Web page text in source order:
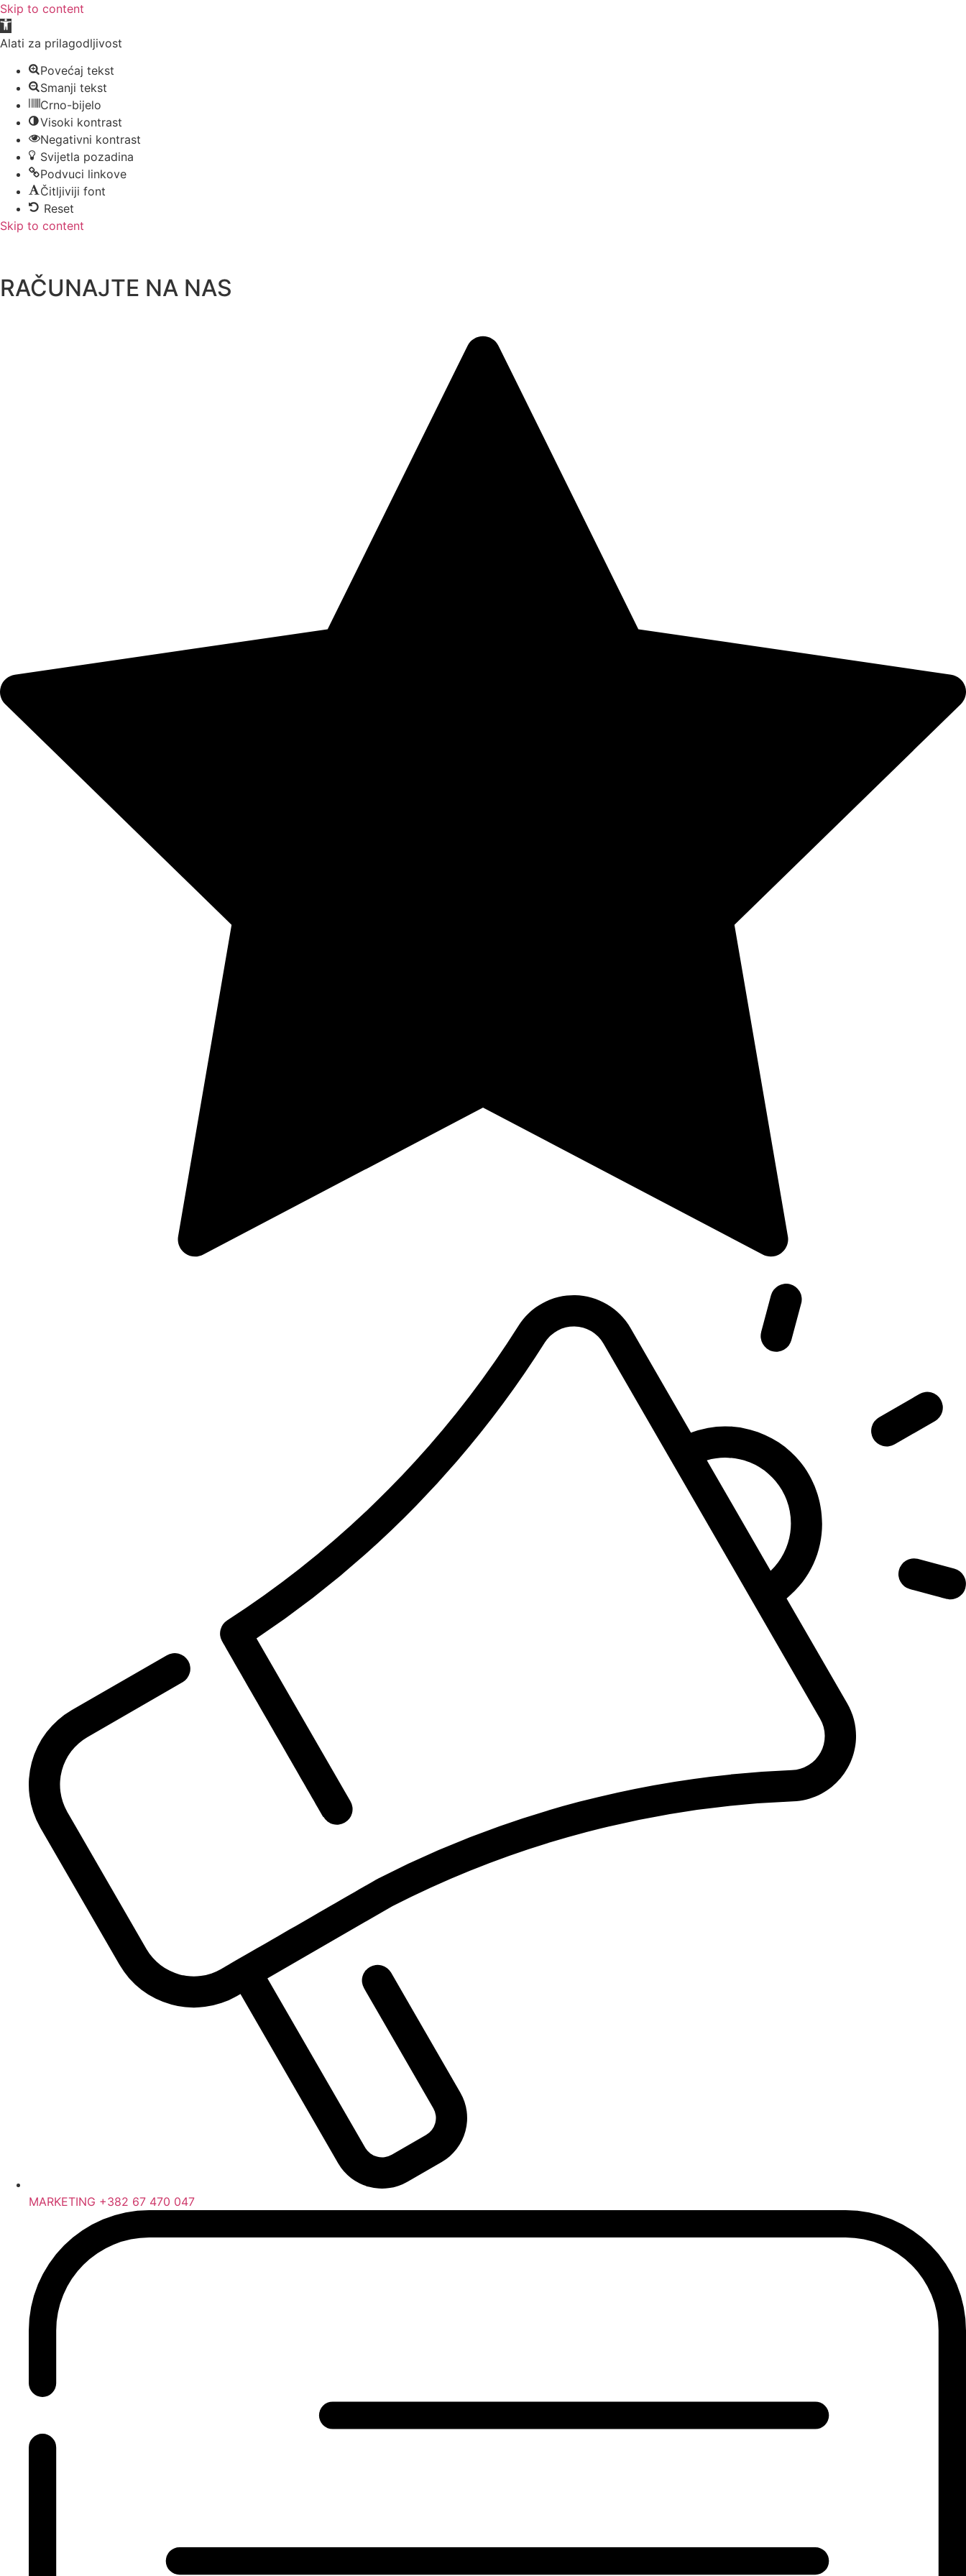
Skip to content
Open toolbar
Alati za prilagodljivost
Povećaj tekst
Smanji tekst
Crno-bijelo
Visoki kontrast
Negativni kontrast
Svijetla pozadina
Podvuci linkove
Čitljiviji font
Reset
Skip to content
RAČUNAJTE NA NAS
MARKETING +382 67 470 047